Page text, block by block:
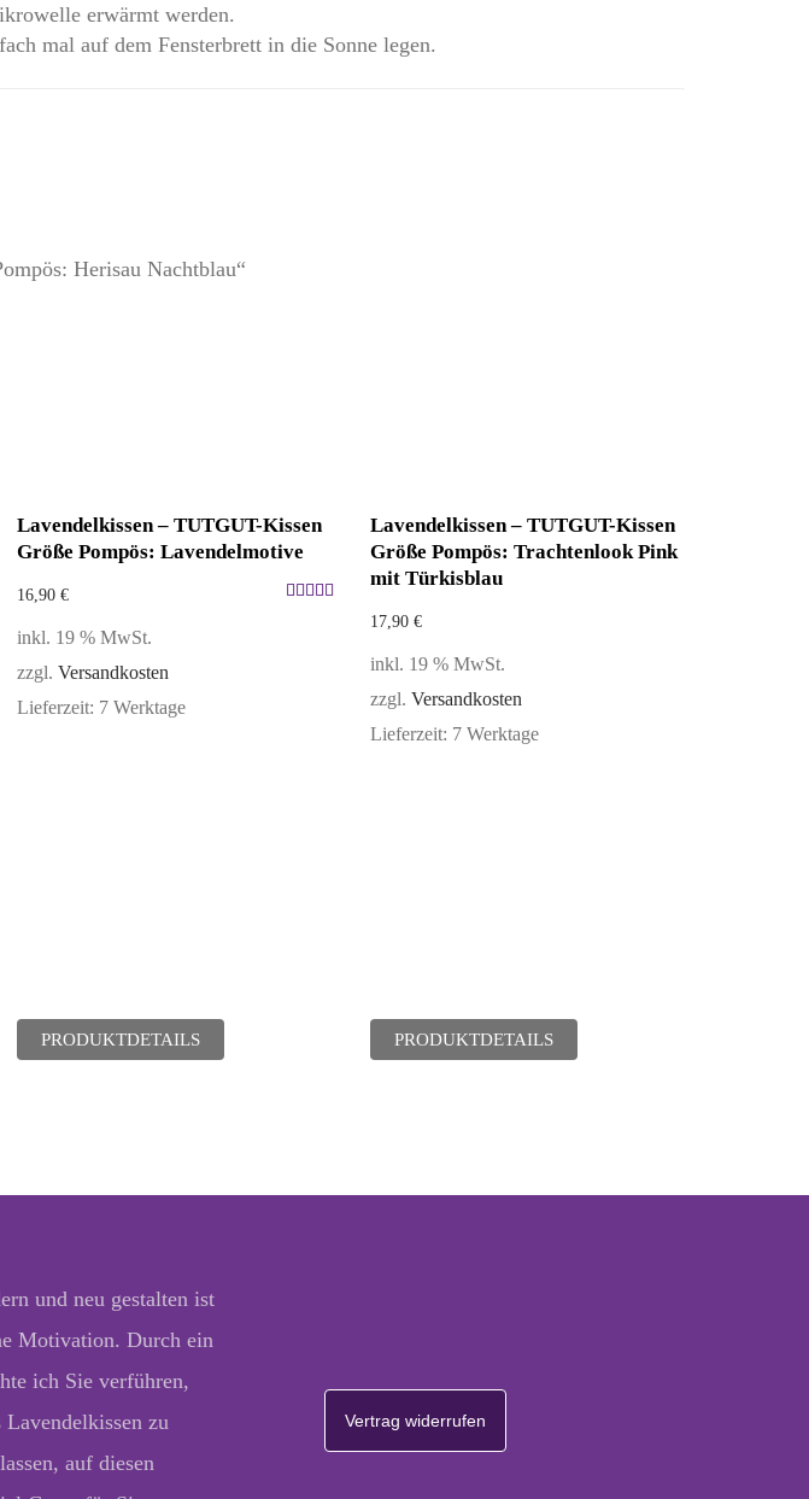
erwärmt werden.
mal auf dem Fensterbrett in die Sonne legen.
Herisau Nachtblau“
Lavendelkissen – TUTGUT-Kissen
Größe Pompös: Lavendelmotive
16,90 €
inkl. 19 % MwSt.
zzgl. Versandkosten
Lieferzeit: 7 Werktage
PRODUKTDETAILS
Lavendelkissen – TUTGUT-Kissen
Größe Pompös: Trachtenlook Pink
mit Türkisblau
17,90 €
inkl. 19 % MwSt.
zzgl. Versandkosten
Lieferzeit: 7 Werktage
PRODUKTDETAILS
und neu gestalten ist
Motivation. Durch ein
ich Sie verführen,
Lavendelkissen zu
auf diesen
Vertrag widerrufen